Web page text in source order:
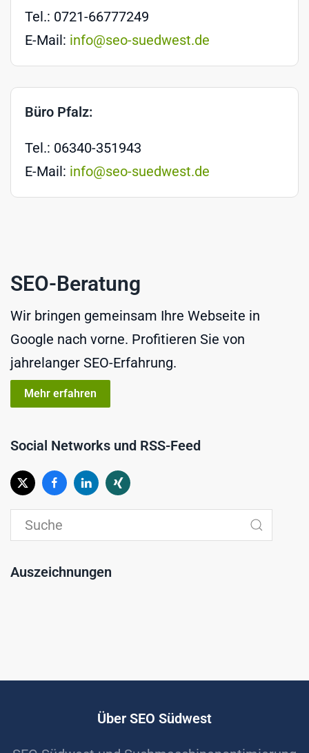
Tel.: 0721-66777249
E-Mail: info@seo-suedwest.de
Büro Pfalz:
Tel.: 06340-351943
E-Mail: info@seo-suedwest.de
SEO-Beratung
Wir bringen gemeinsam Ihre Webseite in
Google nach vorne. Profitieren Sie von
jahrelanger SEO-Erfahrung.
Mehr erfahren
Social Networks und RSS-Feed
Auszeichnungen
Über SEO Südwest